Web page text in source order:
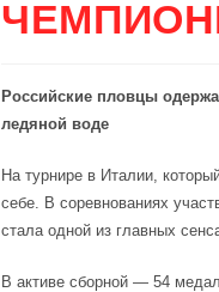
Российские пловцы
ледяной воде
На турнире в Италии,
себе. В соревнованиях
стала одной из главных
В активе сборной — 54